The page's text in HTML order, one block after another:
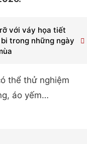
với váy họa tiết
trong những ngày
thể thử nghiệm
áo yếm…